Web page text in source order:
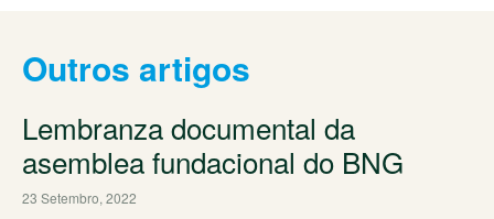
Outros artigos
Lembranza documental da
asemblea fundacional do BNG
23 Setembro, 2022